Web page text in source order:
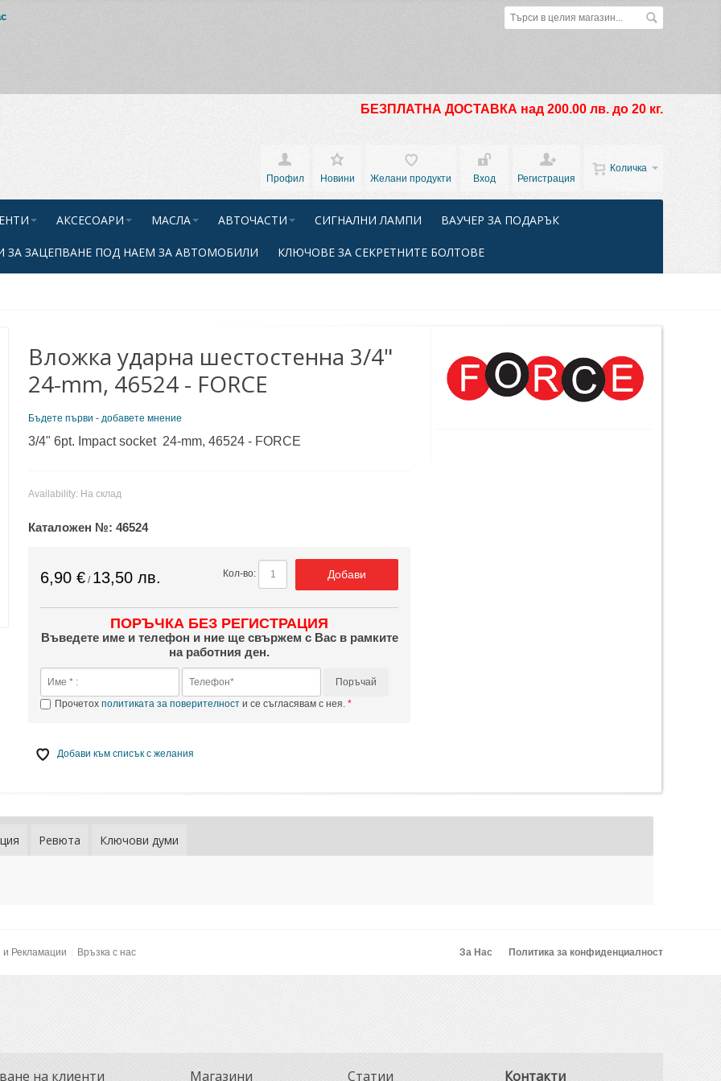
БЕЗПЛАТНА ДОСТАВКА над 200.00 лв. до 20 кг.
Количка
Профил
Новини Желани продукти Вход Регистрация
АКСЕСОАРИ МАСЛА АВТОЧАСТИ СИГНАЛНИ ЛАМПИ ВАУЧЕР ЗА ПОДАРЪК
ЗА ЗАЦЕПВАНЕ ПОД НАЕМ ЗА АВТОМОБИЛИ КЛЮЧОВЕ ЗА СЕКРЕТНИТЕ БОЛТОВЕ
Вложка ударна шестостенна 3/4"
24-mm, 46524 - FORCE
Бъдете първи - добавете мнение
3/4" 6pt. Impact socket 24-mm, 46524 - FORCE
Availability: На склад
Каталожен №:46524
6,90 € / 13,50 лв. Кол-во: Добави
ПОРЪЧКА БЕЗ РЕГИСТРАЦИЯ
Въведете име и телефон и ние ще свържем с Вас в рамките
на работния ден.
Поръчай
Прочетохполитиката за поверителност и се съгласявам с нея.
Добави към списък с желания
Ревюта Ключови думи
и Рекламации Връзка с нас За Нас Политика за конфиденциалност
на клиенти Магазини Статии Контакти